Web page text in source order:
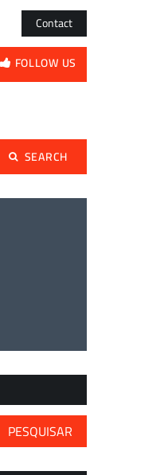
Contact
FPV a preço de saldo ou o
FOLLOW US
SEARCH
Pesquisar
PESQUISAR